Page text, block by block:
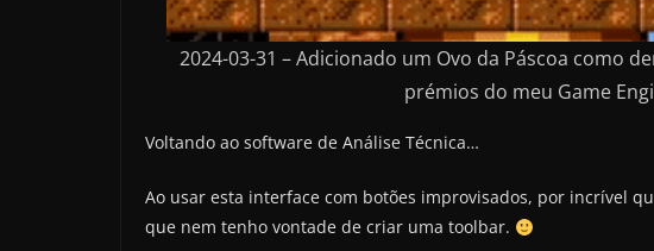
2024-03-31 – Adicionado um Ovo da Páscoa como
prémios do meu Game
Voltando ao software de Análise Técnica…
Ao usar esta interface com botões improvisados, por incrível
que nem tenho vontade de criar uma toolbar.